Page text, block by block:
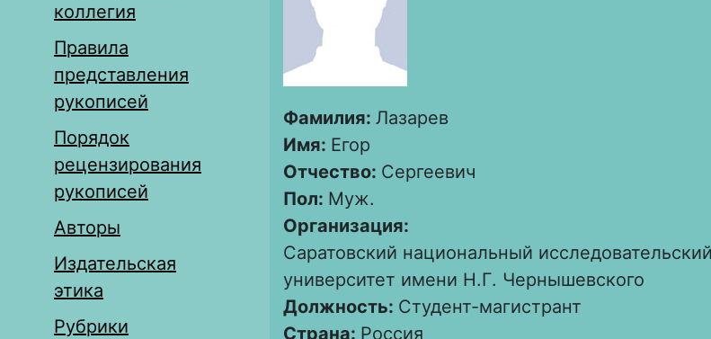
коллегия
Правила
представления
рукописей
Порядок
рецензирования
рукописей
Авторы
Издательская
этика
Рубрики
Фамилия: Лазарев
Имя: Егор
Отчество: Сергеевич
Пол: Муж.
Организация:
Саратовский национальный
университет имени Н.Г. Чернышевского
Должность: Студент-магистрант
Страна: Россия